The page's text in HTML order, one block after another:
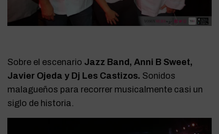
Sobre el escenario Jazz Band, Anni B Sweet,
Javier Ojeda y Dj Les Castizos. Sonidos
malagueños para recorrer musicalmente casi un
siglo de historia.